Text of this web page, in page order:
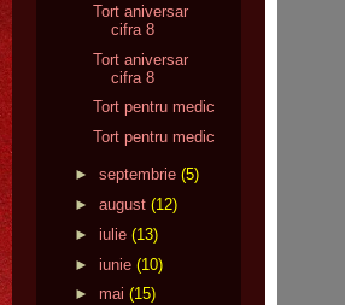
Tort aniversar
cifra 8
Tort aniversar
cifra 8
Tort pentru medic
Tort pentru medic
► septembrie (5)
► august (12)
► iulie (13)
► iunie (10)
► mai (15)